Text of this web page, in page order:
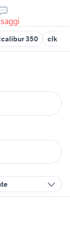
350 clk